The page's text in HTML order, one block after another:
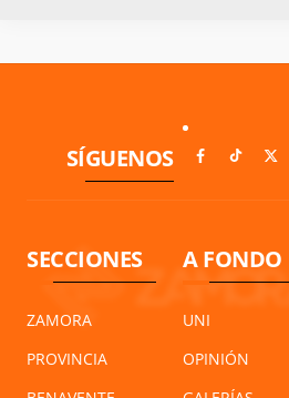
SÍGUENOS
SECCIONES
ZAMORA
PROVINCIA
A FONDO
UNI
OPINIÓN